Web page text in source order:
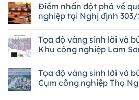
Điểm nhấn đột phá về
nghiệp tại Nghị định
Tọa độ vàng sinh lời và
Khu công nghiệp Lam
Tọa độ vàng sinh lời và
Cụm công nghiệp Thọ